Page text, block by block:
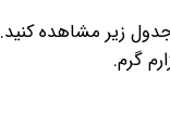
قیمت سکه پارسیان امروز سه شنبه ۹ اردیبهشت ۱۴۰۴ در انواع سوت با عیار ۷۵۰ را در جدول زیر مشاهده کنید.